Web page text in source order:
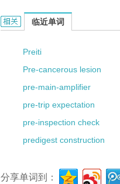
predison的相关资料：
临近单词
Preiti
Pre-cancerous lesion
pre-main-amplifier
pre-trip expectation
pre-inspection check
predigest construction
分享单词到：